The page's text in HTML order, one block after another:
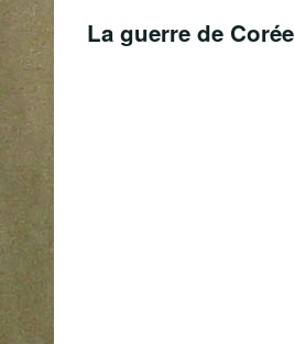
La guerre de Corée